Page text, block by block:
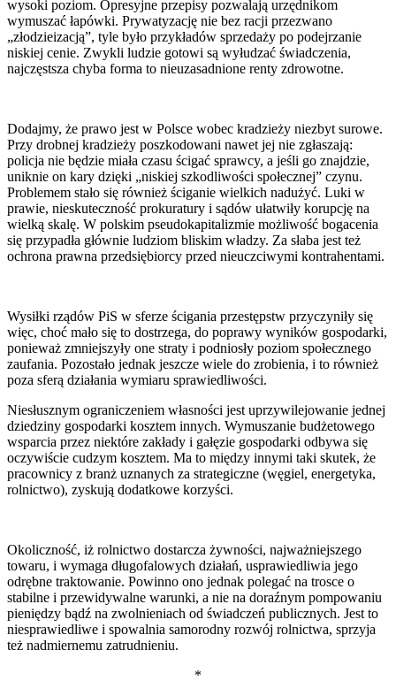
wysoki poziom. Opresyjne przepisy pozwalają urzędnikom
wymuszać łapówki. Prywatyzację nie bez racji przezwano
„złodzieizacją”, tyle było przykładów sprzedaży po podejrzanie
niskiej cenie. Zwykli ludzie gotowi są wyłudzać świadczenia,
najczęstsza chyba forma to nieuzasadnione renty zdrowotne.
Dodajmy, że prawo jest w Polsce wobec kradzieży niezbyt surowe.
Przy drobnej kradzieży poszkodowani nawet jej nie zgłaszają:
policja nie będzie miała czasu ścigać sprawcy, a jeśli go znajdzie,
uniknie on kary dzięki „niskiej szkodliwości społecznej” czynu.
Problemem stało się również ściganie wielkich nadużyć. Luki w
prawie, nieskuteczność prokuratury i sądów ułatwiły korupcję na
wielką skalę. W polskim pseudokapitalizmie możliwość bogacenia
się przypadła głównie ludziom bliskim władzy. Za słaba jest też
ochrona prawna przedsiębiorcy przed nieuczciwymi kontrahentami.
Wysiłki rządów PiS w sferze ścigania przestępstw przyczyniły się
więc, choć mało się to dostrzega, do poprawy wyników gospodarki,
ponieważ zmniejszyły one straty i podniosły poziom społecznego
zaufania. Pozostało jednak jeszcze wiele do zrobienia, i to również
poza sferą działania wymiaru sprawiedliwości.
Niesłusznym ograniczeniem własności jest uprzywilejowanie jednej
dziedziny gospodarki kosztem innych. Wymuszanie budżetowego
wsparcia przez niektóre zakłady i gałęzie gospodarki odbywa się
oczywiście cudzym kosztem. Ma to między innymi taki skutek, że
pracownicy z branż uznanych za strategiczne (węgiel, energetyka,
rolnictwo), zyskują dodatkowe korzyści.
Okoliczność, iż rolnictwo dostarcza żywności, najważniejszego
towaru, i wymaga długofalowych działań, usprawiedliwia jego
odrębne traktowanie. Powinno ono jednak polegać na trosce o
stabilne i przewidywalne warunki, a nie na doraźnym pompowaniu
pieniędzy bądź na zwolnieniach od świadczeń publicznych. Jest to
niesprawiedliwe i spowalnia samorodny rozwój rolnictwa, sprzyja
też nadmiernemu zatrudnieniu.
*